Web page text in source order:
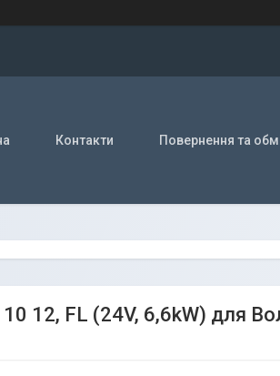
Контакти Повернення та
12, FL (24V, 6,6kW) для